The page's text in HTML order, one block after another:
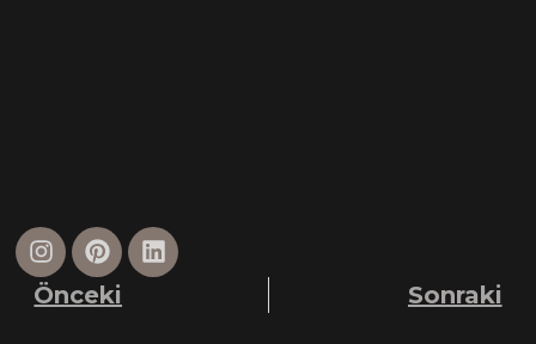
Önceki Sonraki